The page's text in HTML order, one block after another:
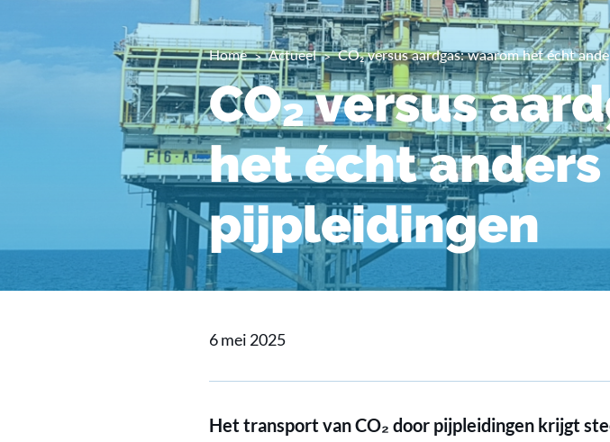
Home Actueel CO₂ versus aardgas: waarom het écht
CO₂ versus
het écht anders
pijpleidingen
6 mei 2025
Het transport van CO₂ door pijpleidingen krijgt